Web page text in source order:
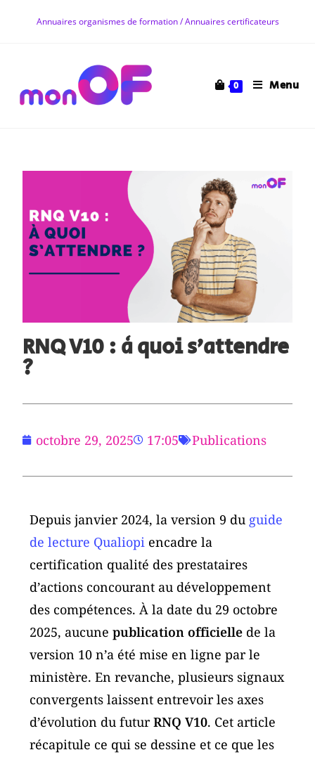
Annuaires organismes de formation / Annuaires certificateurs
0 Menu
RNQ V10 : à quoi s’attendre
?
octobre 29, 2025 17:05 Publications
Depuis janvier 2024, la version 9 du guide
de lecture Qualiopi encadre la
certification qualité des prestataires
d’actions concourant au développement
des compétences. À la date du 29 octobre
2025, aucunepublication officielle de la
version 10 n’a été mise en ligne par le
ministère. En revanche, plusieurs signaux
convergents laissent entrevoir les axes
d’évolution du futurRNQ V10. Cet article
récapitule ce qui se dessine et ce que les